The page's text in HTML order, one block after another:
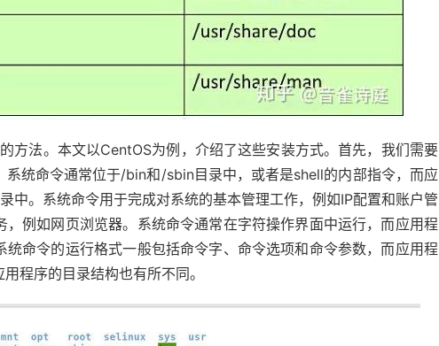
方法。本文以CentOS为例，介绍了这些安装方式。首先，我们需要
系统命令通常位于/bin和/sbin目录中，或者是shell的内部指令，而应
中。系统命令用于完成对系统的基本管理工作，例如IP配置和账户管
例如网页浏览器。系统命令通常在字符操作界面中运行，而应用程
命令的运行格式一般包括命令字、命令选项和命令参数，而应用程
程序的目录结构也有所不同。